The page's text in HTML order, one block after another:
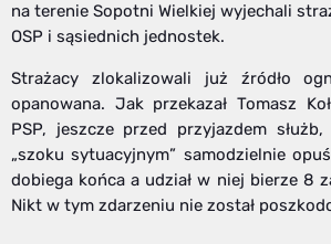
na terenie Sopotni Wielkiej wyjechali
OSP i sąsiednich jednostek.
Strażacy zlokalizowali już źródło
opanowana. Jak przekazał Tomasz
PSP, jeszcze przed przyjazdem
„szoku sytuacyjnym” samodzielnie
dobiega końca a udział w niej bierze 8
Nikt w tym zdarzeniu nie został